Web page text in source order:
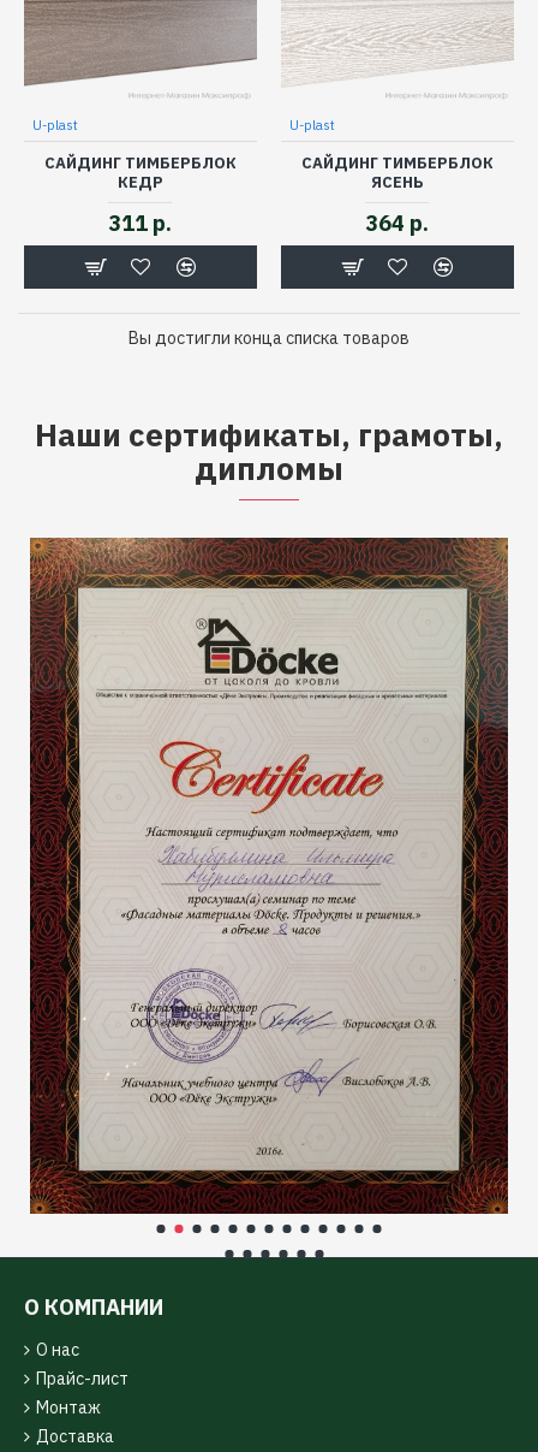
U-plast
САЙДИНГ ТИМБЕРБЛОК
КЕДР
311 р.
U-plast
САЙДИНГ ТИМБЕРБЛОК
ЯСЕНЬ
364 р.
Вы достигли конца списка товаров
Наши сертификаты, грамоты,
дипломы
О КОМПАНИИ
О нас
Прайс-лист
Монтаж
Доставка